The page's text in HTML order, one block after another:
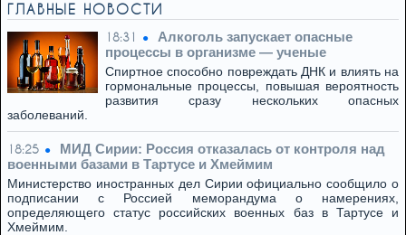
ГЛАВНЫЕ НОВОСТИ
18:31
Алкоголь запускает опасные
процессы в организме — ученые
Спиртное способно повреждать ДНК и влиять на
гормональные процессы, повышая вероятность
развития сразу нескольких опасных
заболеваний.
18:25
МИД Сирии: Россия отказалась от контроля над
военными базами в Тартусе и Хмеймим
Министерство иностранных дел Сирии официально сообщило о
подписании с Россией меморандума о намерениях,
определяющего статус российских военных баз в Тартусе и
Хмеймим.